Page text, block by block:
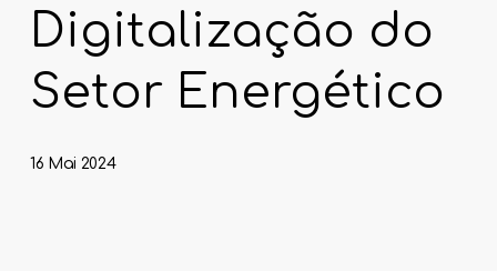
Digitalização do
Setor Energético
16 Mai 2024